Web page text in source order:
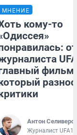
МНЕНИЕ
кому-то
фильм
Антон
Журналист